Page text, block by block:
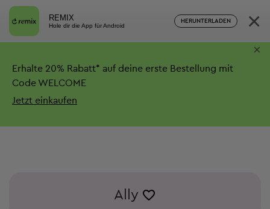
REMIX
Hole dir die App für Android
HERUNTERLADEN ×
Erhalte 20% Rabatt* auf deine erste Bestellung mit
Code WELCOME
Jetzt einkaufen
×
Ally